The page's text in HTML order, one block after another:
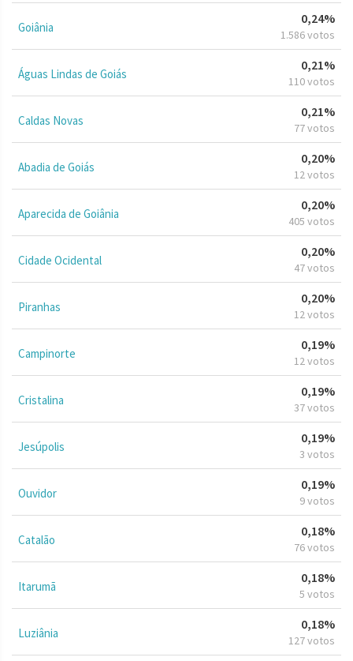
Goiânia
0,24%
1.586 votos
Águas Lindas de Goiás
0,21%
110 votos
Caldas Novas
0,21%
77 votos
Abadia de Goiás
0,20%
12 votos
Aparecida de Goiânia
0,20%
405 votos
Cidade Ocidental
0,20%
47 votos
Piranhas
0,20%
12 votos
Campinorte
0,19%
12 votos
Cristalina
0,19%
37 votos
Jesúpolis
0,19%
3 votos
Ouvidor
0,19%
9 votos
Catalão
0,18%
76 votos
Itarumã
0,18%
5 votos
Luziânia
0,18%
127 votos